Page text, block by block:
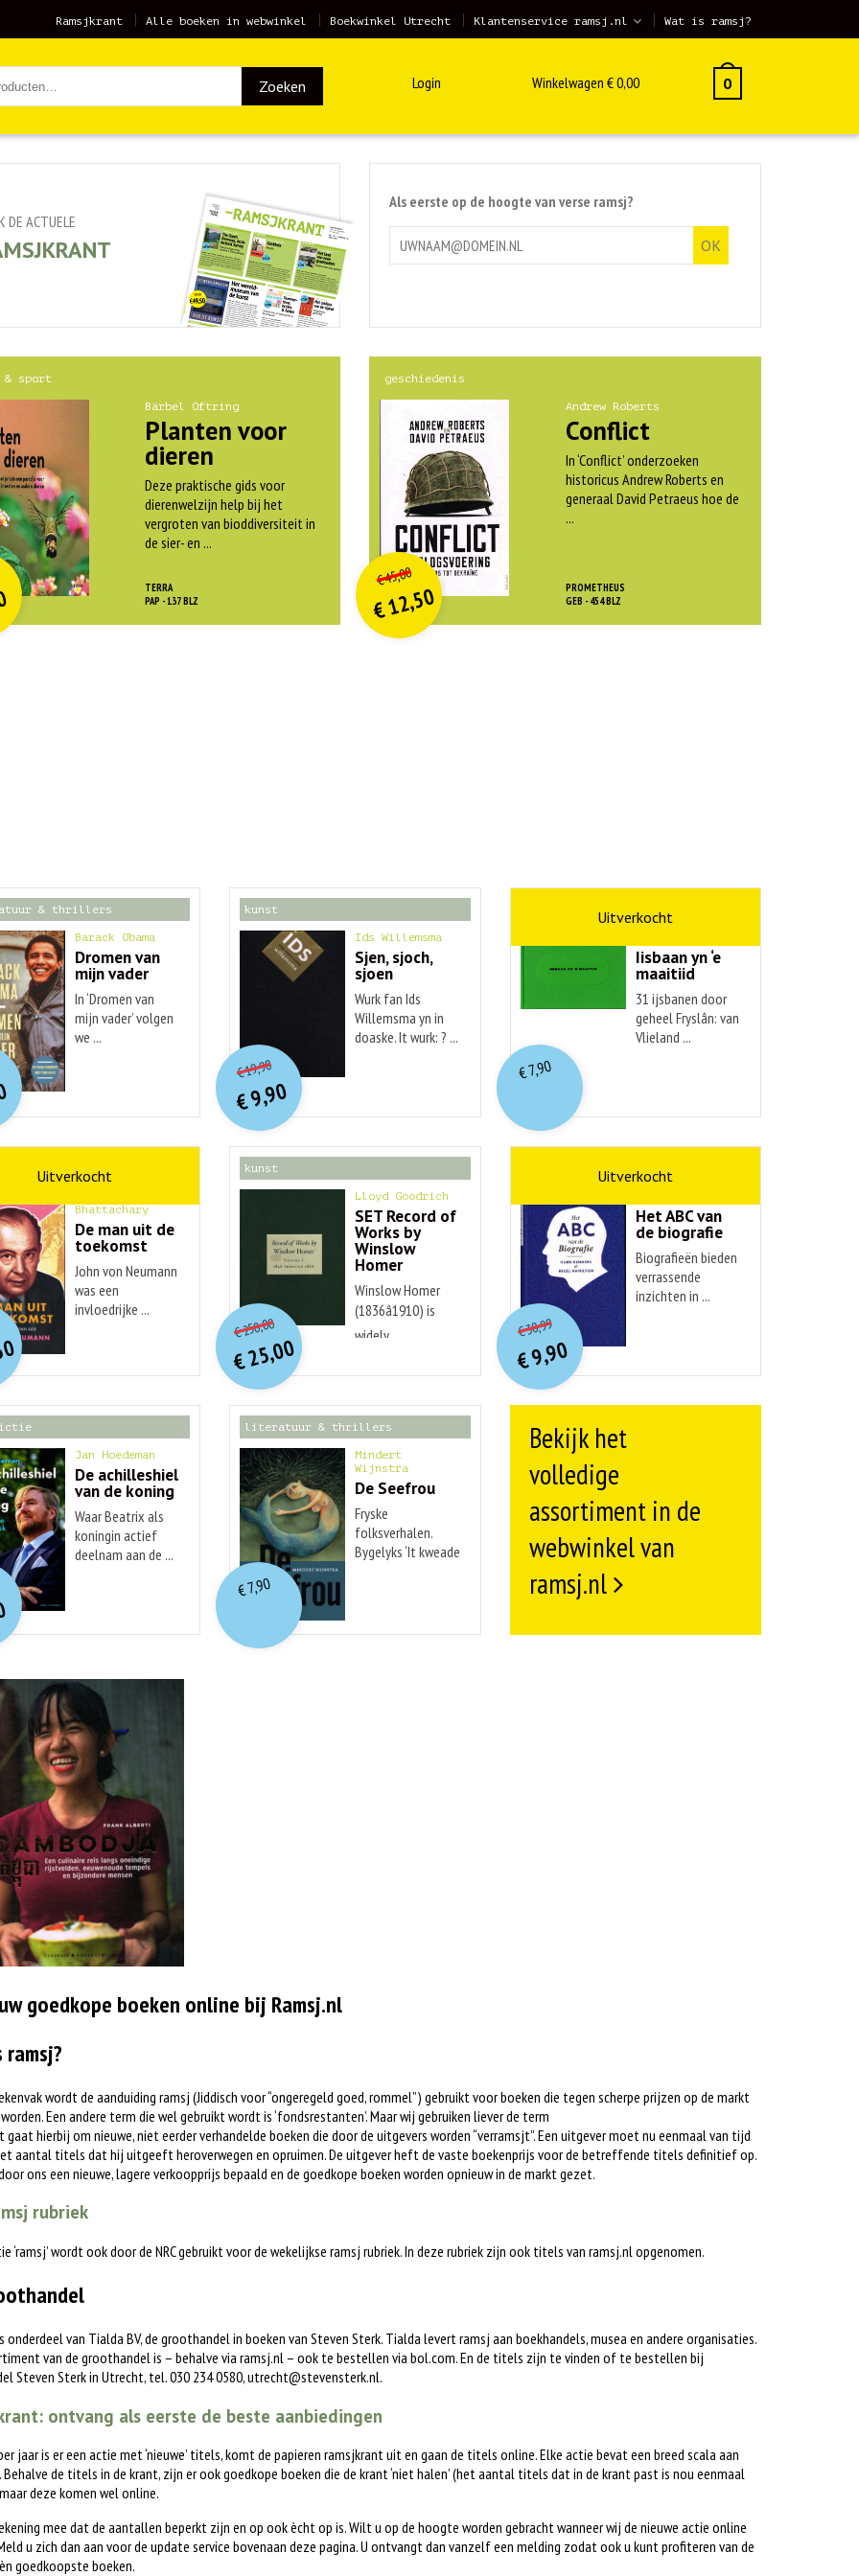
Ramsjkrant Alle boeken in webwinkel Boekwinkel Utrecht Klantenservice ramsj.nl Wat is ramsj?
Zoeken Login Winkelwagen €0,00 0
DE ACTUELE
Als eerste op de hoogte van verse ramsj?
& sport
Bärbel Oftring
Planten voor
dieren
Deze praktische gids voor
dierenwelzijn help bij het
vergroten van bioddiversiteit in
de sier- en ...
TERRA
PAP - 137 BLZ
€ 21,99.
€ 9,90.
geschiedenis
Andrew Roberts
Conflict
In ‘Conflict’ onderzoeken
historicus Andrew Roberts en
generaal David Petraeus hoe de
...
PROMETHEUS
GEB - 454 BLZ
€45,00O
orspr
onkelijke
prijs
was:
€ 45,00.
€12,50
Huidige
prijs
is:€ 12,50.
& thrillers
Barack Obama
Dromen van
mijn vader
In ‘Dromen van
mijn vader’ volgen
we ...
€ 20,00.
€ 9,90.
kunst
Ids Willemsma
Sjen, sjoch,
sjoen
Wurk fan Ids
Willemsma yn in
doaske. It wurk: ? ...
€19,90O
orspr
onkelijke
prijs
was:
€ 19,90.
€9,90
Huidige
prijs
is:
€ 9,90.
Iisbaan yn ‘e
maaitiid
31 ijsbanen door
geheel Fryslân: van
Vlieland ...
€7,90
Bhattachary
De man uit de
toekomst
John von Neumann
was een
invloedrijke ...
€ 29,99.
€ 12,50.
kunst
Lloyd Goodrich
SET Record of
Works by
Winslow
Homer
Winslow Homer
(1836â1910) is
widely ...
€250,00O
orspr
onkelijke
prijs
was:
€ 250,00.
€25,00
Huidige
prijs
is:
€ 25,00.
Het ABC van
de biografie
Biografieën bieden
verrassende
inzichten in ...
€30,99O
orspr
onkelijke
prijs
was:
€ 30,99.
€9,90
Huidige
prijs
is:
€ 9,90.
Jan Hoedeman
De achilleshiel
van de koning
Waar Beatrix als
koningin actief
deelnam aan de ...
€ 19,99.
€ 7,90.
literatuur & thrillers
Mindert
Wijnstra
De Seefrou
Fryske
folksverhalen.
Bygelyks ‘It kweade
€7,90
Bekijk het
volledige
assortiment in de
webwinkel van
ramsj.nl
goedkope boeken online bij Ramsj.nl
wordt de aanduiding ramsj (Jiddisch voor “ongeregeld goed, rommel”) gebruikt voor boeken die tegen scherpe prijzen op de markt
Een andere term die wel gebruikt wordt is ‘fondsrestanten’. Maar wij gebruiken liever de term
gaat hierbij om nieuwe, niet eerder verhandelde boeken die door de uitgevers worden “verramsjt”. Een uitgever moet nu eenmaal van tijd
aantal titels dat hij uitgeeft heroverwegen en opruimen. De uitgever heft de vaste boekenprijs voor de betreffende titels definitief op.
ons een nieuwe, lagere verkoopprijs bepaald en de goedkope boeken worden opnieuw in de markt gezet.
rubriek
‘ramsj’ wordt ook door de NRC gebruikt voor de wekelijkse ramsj rubriek. In deze rubriek zijn ook titels van ramsj.nl opgenomen.
onderdeel van Tialda BV, de groothandel in boeken van Steven Sterk. Tialda levert ramsj aan boekhandels, musea en andere organisaties.
van de groothandel is – behalve via ramsj.nl – ook te bestellen via bol.com. En de titels zijn te vinden of te bestellen bij
Steven Sterk in Utrecht, tel. 030 234 0580,utrecht@stevensterk.nl.
ontvang als eerste de beste aanbiedingen
jaar is er een actie met ‘nieuwe’ titels, komt de papieren ramsjkrant uit en gaan de titels online. Elke actie bevat een breed scala aan
Behalve de titels in de krant, zijn er ook goedkope boeken die de krant ‘niet halen’ (het aantal titels dat in de krant past is nou eenmaal
deze komen wel online.
mee dat de aantallen beperkt zijn en op ook ècht op is. Wilt u op de hoogte worden gebracht wanneer wij de nieuwe actie online
u zich dan aan voor de update service bovenaan deze pagina. U ontvangt dan vanzelf een melding zodat ook u kunt profiteren van de
goedkoopste boeken.